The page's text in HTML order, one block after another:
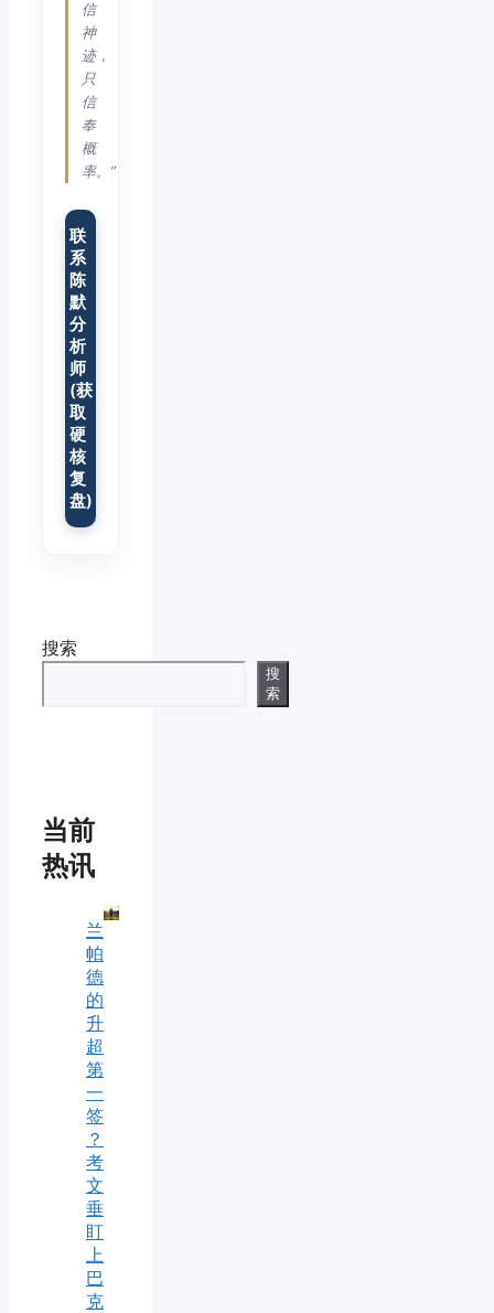
信
神
迹，
只
信
奉
概
率。”
联
系
陈
默
分
析
师
(获
取
硬
核
复
盘)
搜索
搜
索
当前
热讯
兰
帕
德
的
升
超
第
一
签
？
考
文
垂
盯
上
巴
克